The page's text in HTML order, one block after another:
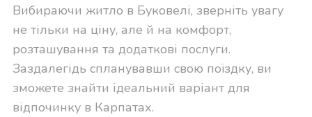
Вибираючи житло в Буковелі, зверніть увагу
не тільки на ціну, але й на комфорт,
розташування та додаткові послуги.
Заздалегідь спланувавши свою поїздку, ви
зможете знайти ідеальний варіант для
відпочинку в Карпатах.